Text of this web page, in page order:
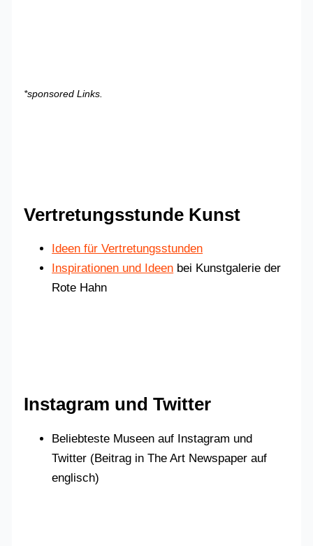
*sponsored Links.
Vertretungsstunde Kunst
Ideen für Vertretungsstunden
Inspirationen und Ideen bei Kunstgalerie der
Rote Hahn
Instagram und Twitter
Beliebteste Museen auf Instagram und
Twitter (Beitrag in The Art Newspaper auf
englisch)